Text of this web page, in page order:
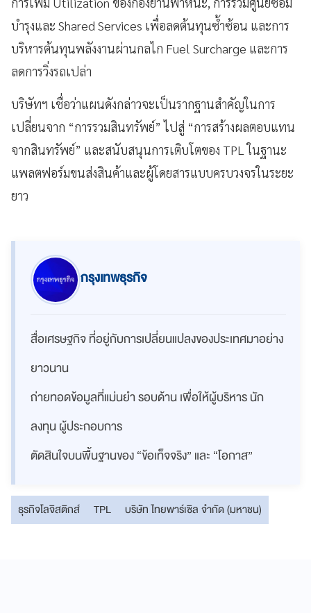
บำรุงและ Shared Services เพื่อลดต้นทุนซ้ำซ้อน และการ
บริหารต้นทุนพลังงานผ่านกลไก Fuel Surcharge และการ
ลดการวิ่งรถเปล่า
บริษัทฯ เชื่อว่าแผนดังกล่าวจะเป็นรากฐานสำคัญในการ
เปลี่ยนจาก “การรวมสินทรัพย์” ไปสู่ “การสร้างผลตอบแทน
จากสินทรัพย์” และสนับสนุนการเติบโตของ TPL ในฐานะ
แพลตฟอร์มขนส่งสินค้าและผู้โดยสารแบบครบวงจรในระยะ
ยาว
กรุงเทพธุรกิจ
สื่อเศรษฐกิจ ที่อยู่กับการเปลี่ยนแปลงของประเทศมาอย่าง
ยาวนาน
ถ่ายทอดข้อมูลที่แม่นยำ รอบด้าน เพื่อให้ผู้บริหาร นัก
ลงทุน ผู้ประกอบการ
ตัดสินใจบนพื้นฐานของ “ข้อเท็จจริง” และ “โอกาส”
ธุรกิจโลจิสติกส์ TPL บริษัท ไทยพาร์เซิล จำกัด (มหาชน)